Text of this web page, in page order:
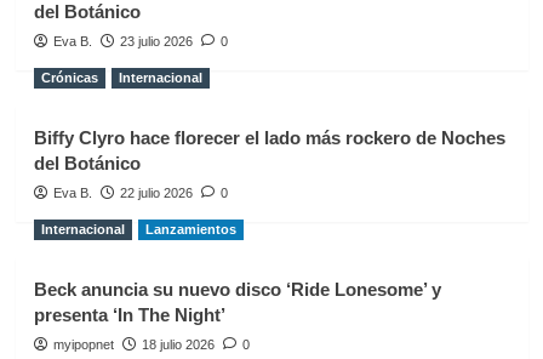
del Botánico
Eva B. 23 julio 2026 0
Crónicas Internacional
Biffy Clyro hace florecer el lado más rockero de Noches
del Botánico
Eva B. 22 julio 2026 0
Internacional Lanzamientos
Beck anuncia su nuevo disco ‘Ride Lonesome’ y
presenta ‘In The Night’
myipopnet 18 julio 2026 0